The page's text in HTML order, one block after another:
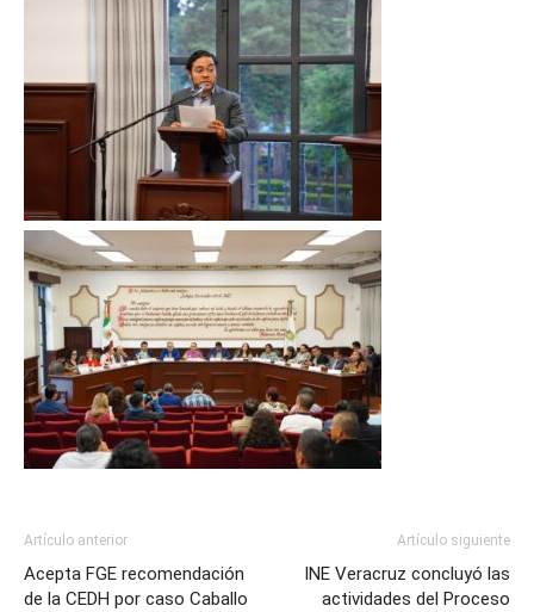
Artículo anterior
Acepta FGE recomendación
de la CEDH por caso Caballo
Artículo siguiente
INE Veracruz concluyó las
actividades del Proceso